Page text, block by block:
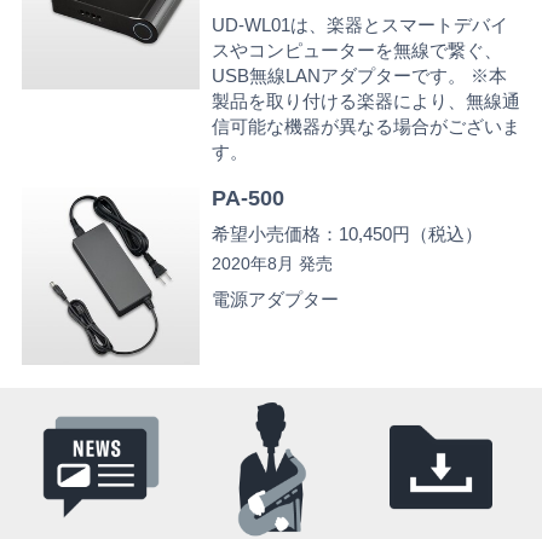
UD-WL01は、楽器とスマートデバイ
スやコンピューターを無線で繋ぐ、
USB無線LANアダプターです。 ※本
製品を取り付ける楽器により、無線通
信可能な機器が異なる場合がございま
す。
PA-500
希望小売価格：10,450円（税込）
2020年8月 発売
電源アダプター